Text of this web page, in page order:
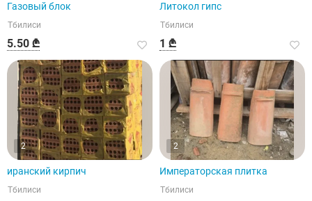
Газовый блок
Тбилиси
5.50 ₾
Литокол гипс
Тбилиси
1 ₾
2
иранский кирпич
Тбилиси
2
Императорская плитка
Тбилиси